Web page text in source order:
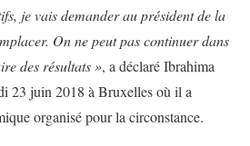
je vais demander au président de la
On ne peut pas continuer dans
des résultats », a déclaré Ibrahima
23 juin 2018 à Bruxelles où il a
organisé pour la circonstance.